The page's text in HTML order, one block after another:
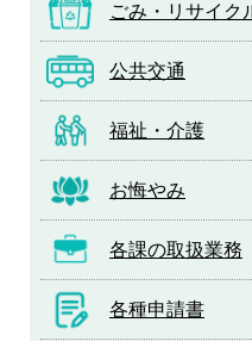
ごみ・リサイク
公共交通
福祉・介護
お悔やみ
各課の取扱業務
各種申請書